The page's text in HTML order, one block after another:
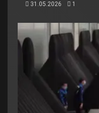
31.05.2026 1